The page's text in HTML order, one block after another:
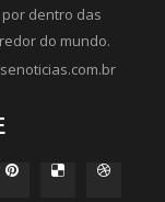
por dentro das
do mundo.